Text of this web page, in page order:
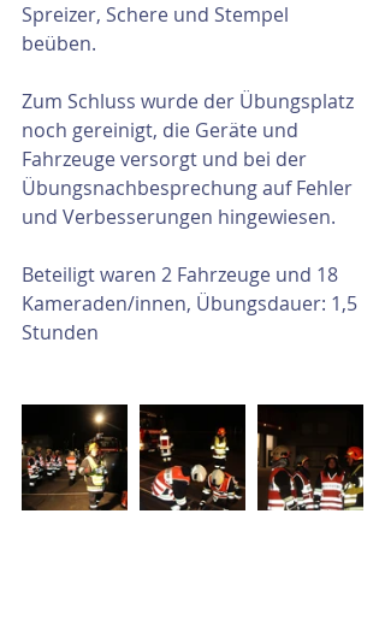
Spreizer, Schere und Stempel
beüben.
Zum Schluss wurde der Übungsplatz
noch gereinigt, die Geräte und
Fahrzeuge versorgt und bei der
Übungsnachbesprechung auf Fehler
und Verbesserungen hingewiesen.
Beteiligt waren 2 Fahrzeuge und 18
Kameraden/innen, Übungsdauer: 1,5
Stunden